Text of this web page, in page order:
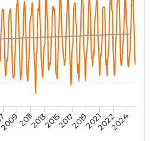
20112013201520172019202120222024